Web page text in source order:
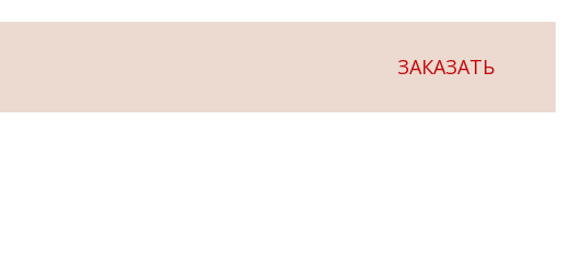
ЗАКАЗАТЬ